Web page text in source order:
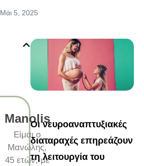
Μάι 5, 2025
Manolis
Είμαι ο
Μανώλης,
45 ετών, με
Οι νευροαναπτυξιακές
διαταραχές επηρεάζουν
τη λειτουργία του